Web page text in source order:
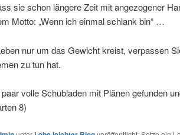
sie schon längere Zeit mit angezogener
Motto: „Wenn ich einmal schlank bin“ …
nur um das Gewicht kreist, verpassen
zu tun hat.
volle Schubladen mit Plänen gefunden
8)